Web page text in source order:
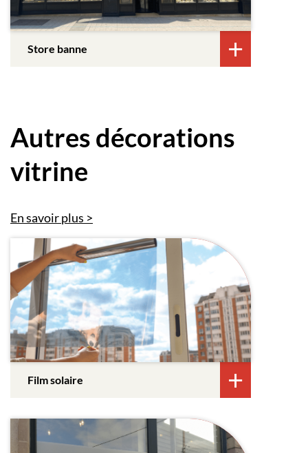
Store banne
Autres décorations
vitrine
En savoir plus
Film solaire